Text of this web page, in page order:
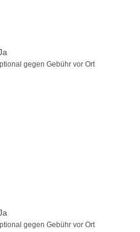
gegen Gebühr vor Ort
gegen Gebühr vor Ort